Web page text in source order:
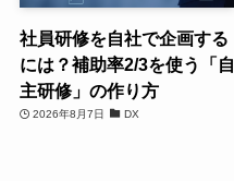
社員研修を自社で企画する
には？補助率2/3を使う「自
主研修」の作り方
2026年8月7日 DX